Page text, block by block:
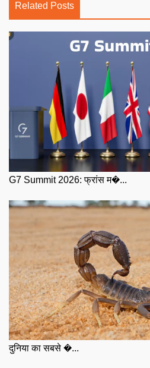
Related Posts
G7 Summit 2026: फ्रांस म�...
दुनिया का सबसे �...